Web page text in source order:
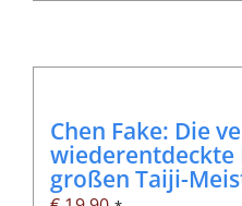
Chen Fake: Die
wiederentdeckte
großen Taiji-